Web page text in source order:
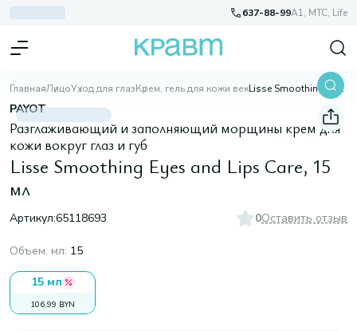
637-88-99A1, МТС, Life
ГлавнаяЛицоУход для глазКрем, гель для кожи век Lisse Smoothing Eyes and Lips Care, 15 мл
PAYOT
Разглаживающий и заполняющий морщины крем для
кожи вокруг глаз и губ
Lisse Smoothing Eyes and Lips Care, 15
мл
Артикул:65118693 0Оставить отзыв
Объем, мл: 15
15 мл
106,99 BYN